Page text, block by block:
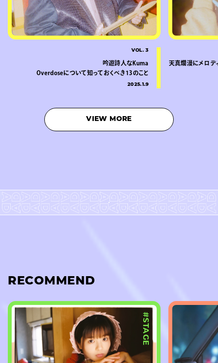
VOL. 3
吟遊詩人なKuma
Overdoseについて知っておくべき13のこと
2025.1.9
天真爛漫にメロデ
VIEW MORE
RECOMMEND
#STAGE